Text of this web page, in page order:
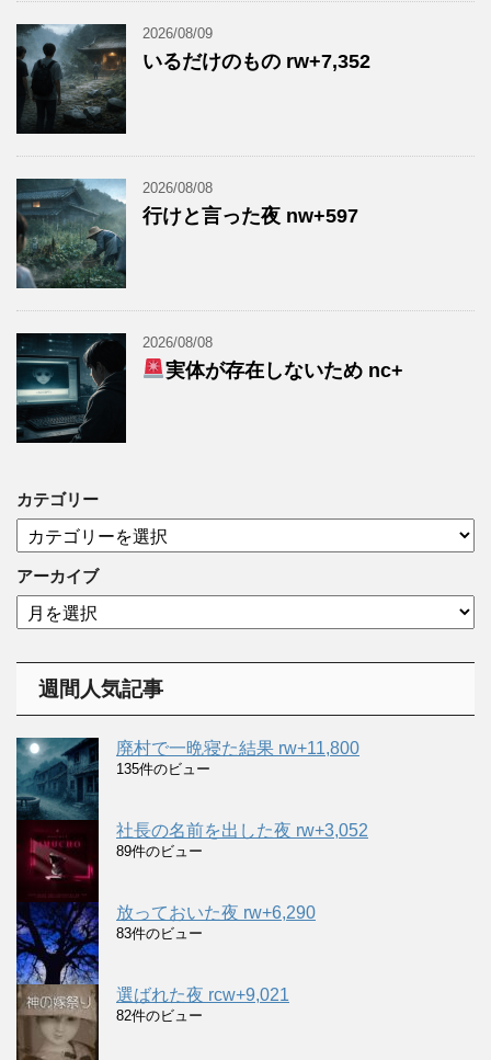
2026/08/09
いるだけのもの rw+7,352
2026/08/08
行けと言った夜 nw+597
2026/08/08
実体が存在しないため nc+
カテゴリー
テ
ゴ
リ
ー
アーカイブ
ア
ー
週間人気記事
廃村で一晩寝た結果 rw+11,800
135件のビュー
社長の名前を出した夜 rw+3,052
89件のビュー
放っておいた夜 rw+6,290
83件のビュー
選ばれた夜 rcw+9,021
82件のビュー